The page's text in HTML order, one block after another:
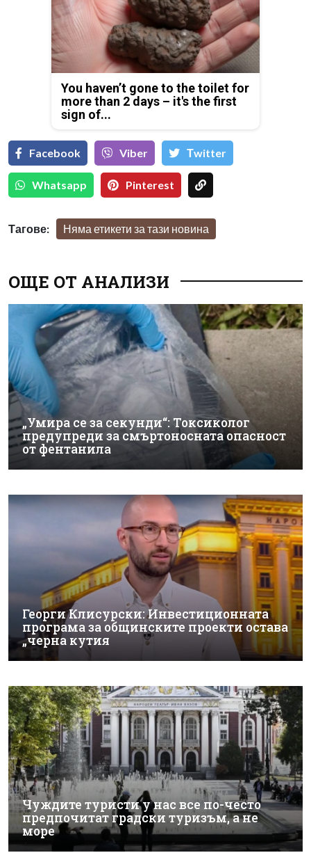
You haven’t gone to the toilet for
more than 2 days – it's the first
sign of...
Facebook Viber Тwitter
Whatsapp Pinterest
Тагове: Няма етикети за тази новина
ОЩЕ ОТ АНАЛИЗИ
„Умира се за секунди“: Токсиколог
предупреди за смъртоносната опасност
от фентанила
Георги Клисурски: Инвестиционната
програма за общинските проекти остава
„черна кутия
Чуждите туристи у нас все по-често
предпочитат градски туризъм, а не
море